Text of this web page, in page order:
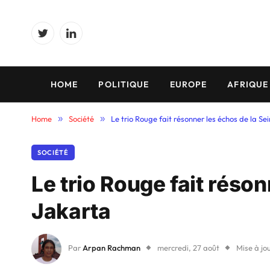
TwitterLinkedIn
HOME POLITIQUE EUROPE AFRIQUE
Home » Société » Le trio Rouge fait résonner les échos de la
SOCIÉTÉ
Le trio Rouge fait
Jakarta
Par Arpan Rachman mercredi, 27 août Mise à